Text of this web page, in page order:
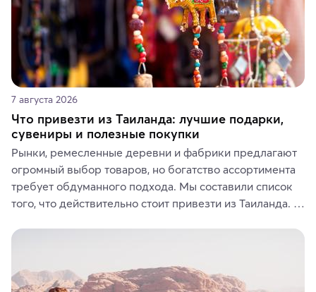
7 августа 2026
Что привезти из Таиланда: лучшие подарки,
сувениры и полезные покупки
Рынки, ремесленные деревни и фабрики предлагают
огромный выбор товаров, но богатство ассортимента
требует обдуманного подхода. Мы составили список
того, что действительно стоит привезти из Таиланда.
средства, одежду, украшения, предметы интерьера
где их купить.